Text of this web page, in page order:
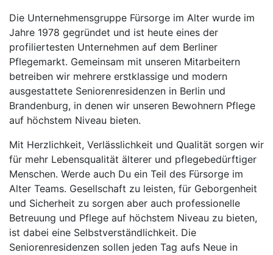
Die Unternehmensgruppe Fürsorge im Alter wurde im
Jahre 1978 gegründet und ist heute eines der
profiliertesten Unternehmen auf dem Berliner
Pflegemarkt. Gemeinsam mit unseren Mitarbeitern
betreiben wir mehrere erstklassige und modern
ausgestattete Seniorenresidenzen in Berlin und
Brandenburg, in denen wir unseren Bewohnern Pflege
auf höchstem Niveau bieten.
Mit Herzlichkeit, Verlässlichkeit und Qualität sorgen wir
für mehr Lebensqualität älterer und pflegebedürftiger
Menschen. Werde auch Du ein Teil des Fürsorge im
Alter Teams. Gesellschaft zu leisten, für Geborgenheit
und Sicherheit zu sorgen aber auch professionelle
Betreuung und Pflege auf höchstem Niveau zu bieten,
ist dabei eine Selbstverständlichkeit. Die
Seniorenresidenzen sollen jeden Tag aufs Neue in